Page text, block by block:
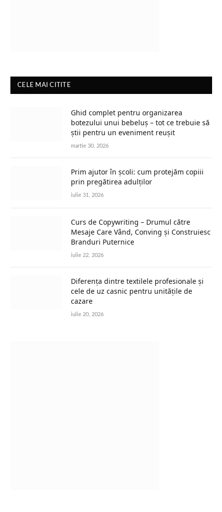
CELE MAI CITITE
Ghid complet pentru organizarea
botezului unui bebeluș – tot ce trebuie să
știi pentru un eveniment reușit
martie 30, 2026
Prim ajutor în școli: cum protejăm copiii
prin pregătirea adulților
iulie 31, 2026
Curs de Copywriting – Drumul către
Mesaje Care Vând, Conving și Construiesc
Branduri Puternice
iulie 22, 2026
Diferența dintre textilele profesionale și
cele de uz casnic pentru unitățile de
cazare
iulie 20, 2026